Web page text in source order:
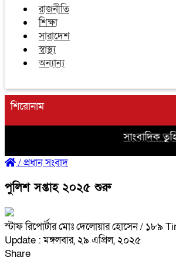
রাজনীতি
শিক্ষা
সারাদেশ
স্বাস্থ্য
অন্যান্য
শিরোনাম
সাংবাদিক
/প্রধান সংবাদ
পুলিশ সপ্তাহ ২০২৫ শুরু
স্টাফ রিপোর্টার মোঃ দেলোয়ার হোসেন/ ১৮৯
Update : মঙ্গলবার, ২৯ এপ্রিল, ২০২৫
Share